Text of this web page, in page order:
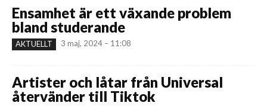
Ensamhet är ett växande problem
bland studerande
AKTUELLT 3 maj, 2024 – 11:08
Artister och låtar från Universal
återvänder till Tiktok